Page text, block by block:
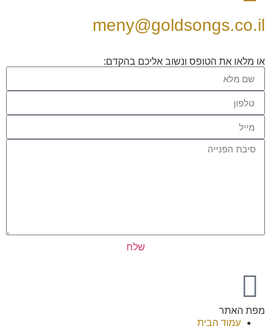
meny@goldsongs.co.il
או מלאו את הטופס ונשוב אליכם בהקדם:
שלח
מפת האתר
עמוד הבית